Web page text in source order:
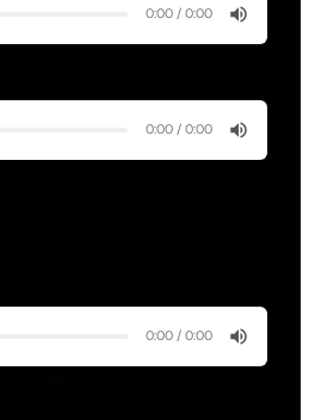
0:00 / 0:00
0:00 / 0:00
0:00 / 0:00